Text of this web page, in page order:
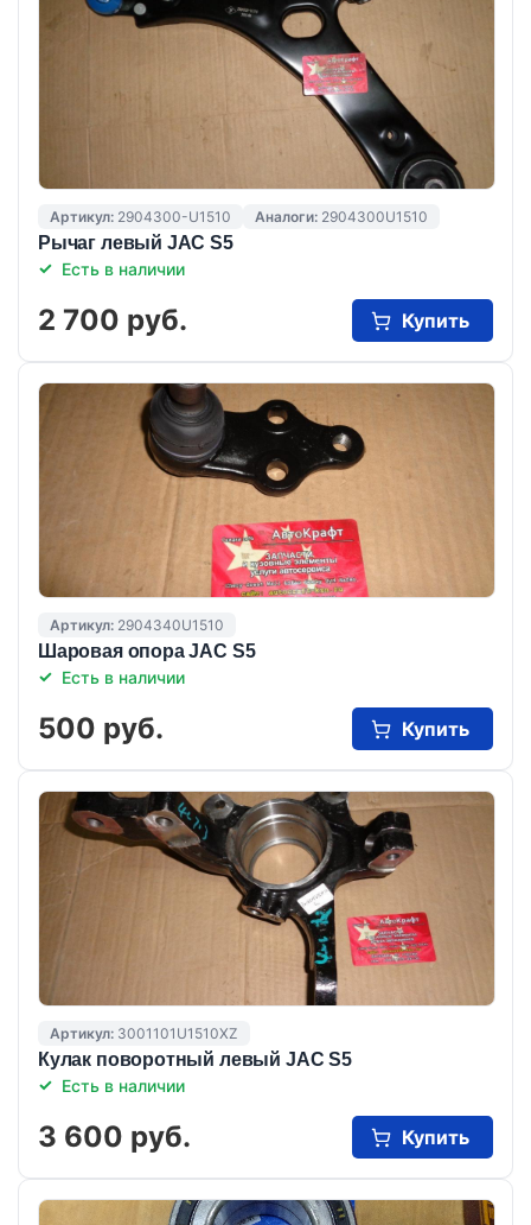
Артикул: 2904300-U1510 Аналоги: 2904300U1510
Рычаг левый JAC S5
Есть в наличии
2 700 руб. Купить
Артикул: 2904340U1510
Шаровая опора JAC S5
Есть в наличии
500 руб. Купить
Артикул: 3001101U1510XZ
Кулак поворотный левый JAC S5
Есть в наличии
3 600 руб. Купить